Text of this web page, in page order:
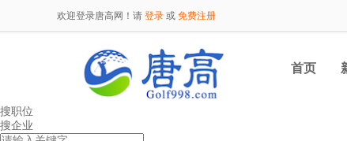
欢迎登录唐高网！请 登录 或 免费注册
首页
搜职位
搜企业